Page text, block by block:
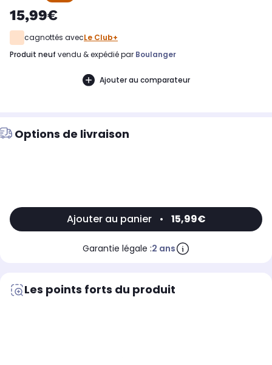
15,99€
cagnottés avecLe Club+
produit neuf vendu & expédié par Boulanger
Ajouter au comparateur
Options de livraison
Ajouter au panier • 15,99€
Garantie légale :2 ans
Les points forts du produit